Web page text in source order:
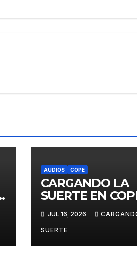
AUDIOS COPE
CARGANDO LA
SUERTE EN
16 DE JULIO
JUL 16, 2026
SUERTE